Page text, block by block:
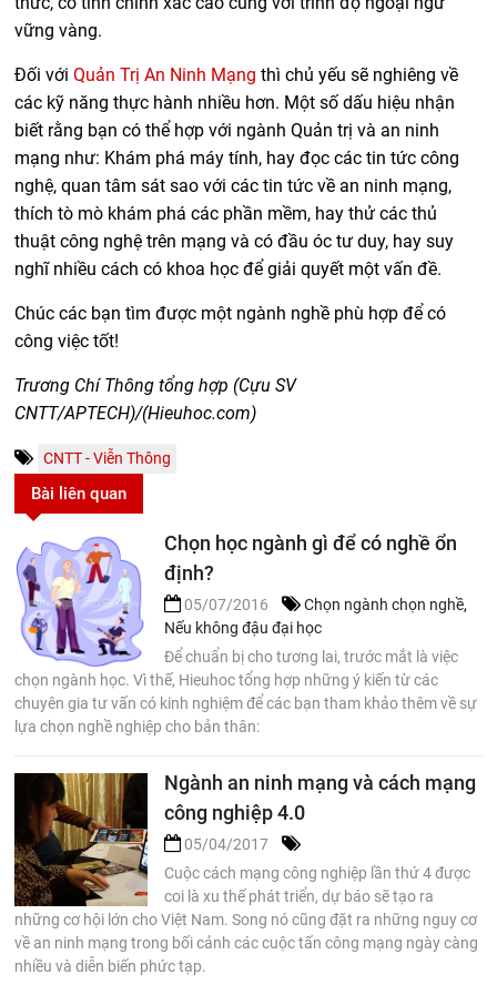
vững vàng.
Đối vớiQuản Trị An Ninh Mạng thì chủ yếu sẽ nghiêng về
các kỹ năng thực hành nhiều hơn. Một số dấu hiệu nhận
biết rằng bạn có thể hợp với ngành Quản trị và an ninh
mạng như: Khám phá máy tính, hay đọc các tin tức công
nghệ, quan tâm sát sao với các tin tức về an ninh mạng,
thích tò mò khám phá các phần mềm, hay thử các thủ
thuật công nghệ trên mạng và có đầu óc tư duy, hay suy
nghĩ nhiều cách có khoa học để giải quyết một vấn đề.
Chúc các bạn tìm được một ngành nghề phù hợp để có
công việc tốt!
Trương Chí Thông tổng hợp (Cựu SV
CNTT/APTECH)/(Hieuhoc.com)
CNTT - Viễn Thông
Bài liên quan
Chọn học ngành gì để có nghề ổn
định?
05/07/2016 Chọn ngành chọn nghề,
Nếu không đậu đại học
Để chuẩn bị cho tương lai, trước mắt là việc
chọn ngành học. Vì thế, Hieuhoc tổng hợp những ý kiến từ các
chuyên gia tư vấn có kinh nghiệm để các bạn tham khảo thêm về sự
lựa chọn nghề nghiệp cho bản thân:
Ngành an ninh mạng và cách mạng
công nghiệp 4.0
05/04/2017
Cuộc cách mạng công nghiệp lần thứ 4 được
coi là xu thế phát triển, dự báo sẽ tạo ra
những cơ hội lớn cho Việt Nam. Song nó cũng đặt ra những nguy cơ
về an ninh mạng trong bối cảnh các cuộc tấn công mạng ngày càng
nhiều và diễn biến phức tạp.